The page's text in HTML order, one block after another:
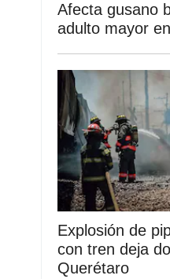
Afecta gusano
adulto mayor
Explosión de
con tren deja
Querétaro